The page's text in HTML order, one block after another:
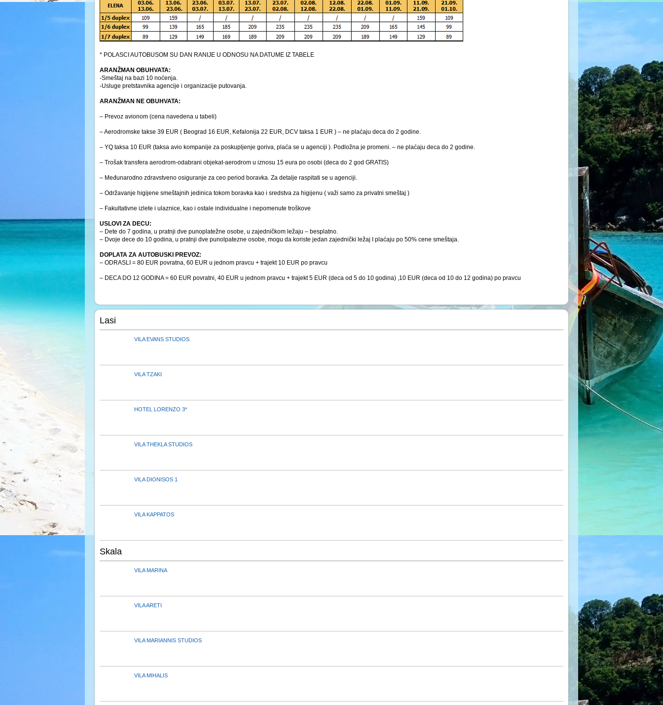
* POLASCI AUTOBUSOM SU DAN RANIJE U ODNOSU NA DATUME IZ TABELE
ARANŽMAN OBUHVATA:
-Smeštaj na bazi 10 noćenja.
-Usluge pretstavnika agencije i organizacije putovanja.
ARANŽMAN NE OBUHVATA:
– Prevoz avionom (cena navedena u tabeli)
– Aerodromske takse 39 EUR ( Beograd 16 EUR, Kefalonija 22 EUR, DCV taksa 1 EUR ) – ne plaćaju deca do 2 godine.
– YQ taksa 10 EUR (taksa avio kompanije za poskupljenje goriva, plaća se u agenciji ). Podložna je promeni. – ne plaćaju deca do 2 godine.
– Trošak transfera aerodrom-odabrani objekat-aerodrom u iznosu 15 eura po osobi (deca do 2 god GRATIS)
– Međunarodno zdravstveno osiguranje za ceo period boravka. Za detalje raspitati se u agenciji.
– Održavanje higijene smeštajnih jedinica tokom boravka kao i sredstva za higijenu ( važi samo za privatni smeštaj )
– Fakultativne izlete i ulaznice, kao i ostale individualne i nepomenute troškove
USLOVI ZA DECU:
– Dete do 7 godina, u pratnji dve punoplatežne osobe, u zajedničkom ležaju – besplatno.
– Dvoje dece do 10 godina, u pratnji dve punolpatezne osobe, mogu da koriste jedan zajednički ležaj I plaćaju po 50% cene smeštaja.
DOPLATA ZA AUTOBUSKI PREVOZ:
– ODRASLI = 80 EUR povratna, 60 EUR u jednom pravcu + trajekt 10 EUR po pravcu
– DECA DO 12 GODINA = 60 EUR povratni, 40 EUR u jednom pravcu + trajekt 5 EUR (deca od 5 do 10 godina) ,10 EUR (deca od 10 do 12 godina) po pravcu
Lasi
VILA EVANS STUDIOS
VILA TZAKI
HOTEL LORENZO 3*
VILA THEKLA STUDIOS
VILA DIONISOS 1
VILA KAPPATOS
Skala
VILA MARINA
VILA ARETI
VILA MARIANNIS STUDIOS
VILA MIHALIS